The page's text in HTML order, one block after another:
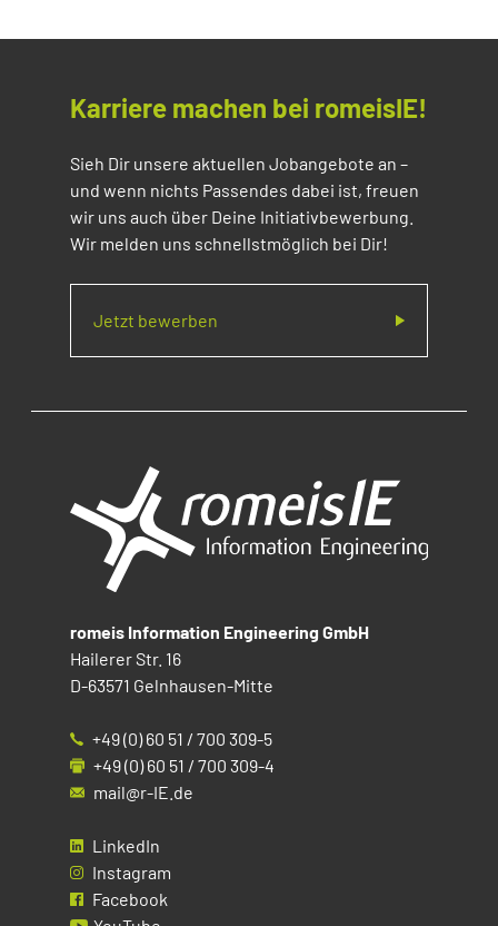
Karriere machen bei romeisIE!
Sieh Dir unsere aktuellen Jobangebote an –
und wenn nichts Passendes dabei ist, freuen
wir uns auch über Deine Initiativbewerbung.
Wir melden uns schnellstmöglich bei Dir!
Jetzt bewerben
romeis Information Engineering GmbH
Hailerer Str. 16
D-63571 Gelnhausen-Mitte
+49 (0) 60 51 / 700 309-5
+49 (0) 60 51 / 700 309-4
mail@r-IE.de
LinkedIn
Instagram
Facebook